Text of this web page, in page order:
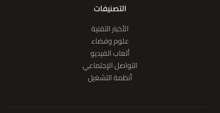
التصنيفات
الأخبار التقنية
علوم وفضاء
ألعاب الفيديو
التواصل الإجتماعي
أنظمة التشغيل